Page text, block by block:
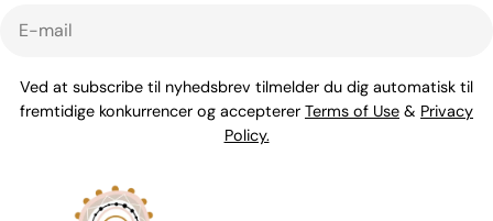
Ved at subscribe til nyhedsbrev tilmelder du dig automatisk til
fremtidige konkurrencer og accepterer Terms of Use & Privacy
Policy.